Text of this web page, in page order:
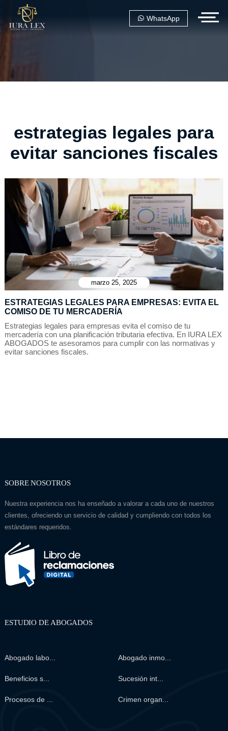
WhatsApp
estrategias legales para
evitar sanciones fiscales
marzo 25, 2025
ESTRATEGIAS LEGALES PARA EMPRESAS: EVITA EL
COMISO DE TU MERCADERÍA
Estrategias legales para empresas evita el comiso de tu
mercadería con una planificación tributaria efectiva. En IURA LEX
ABOGADOS te asesoramos para cumplir con las normativas y
evitar sanciones fiscales.
SOBRE NOSOTROS
Nuestra experiencia nos ha enseñado a valorar a cada uno de nuestros
clientes, ofreciendo un servicio de calidad y cumpliendo con todos los
estándares requeridos.
ESTUDIO DE ABOGADOS
Abogado labo... Abogado inmo...
Beneficios s... Sucesión int...
Procesos de ... Crimen organ...